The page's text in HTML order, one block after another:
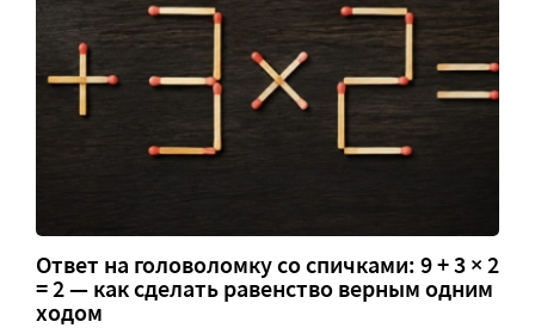
Ответ на головоломку со спичками: 9 + 3 × 2
= 2 — как сделать равенство верным одним
ходом